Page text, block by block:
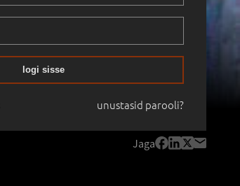
logi sisse
unustasid parooli?
00:00 Haus Galerii
Jaga